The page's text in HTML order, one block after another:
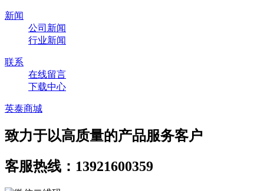
新闻
公司新闻
行业新闻
联系
在线留言
下载中心
英泰商城
致力于以高质量的产品服务客户
客服热线：13921600359